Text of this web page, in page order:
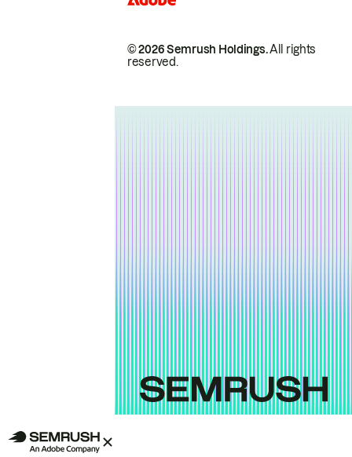
© 2026 Semrush Holdings.All rights
reserved.